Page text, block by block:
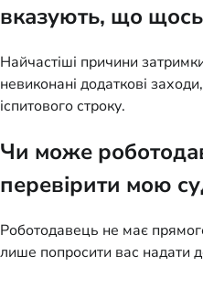
вказують, що
Найчастіші причини
невиконані додаткові
іспитового строку.
Чи може
перевірити мою
Роботодавець не має
лише попросити вас надати